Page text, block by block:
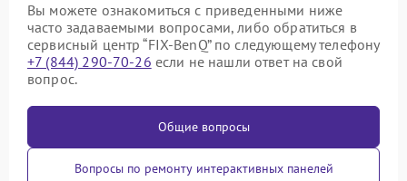
Вы можете ознакомиться с приведенными ниже
часто задаваемыми вопросами, либо обратиться в
сервисный центр “FIX-BenQ” по следующему телефону
+7 (844) 290-70-26 если не нашли ответ на свой
вопрос.
Общие вопросы
Вопросы по ремонту интерактивных панелей